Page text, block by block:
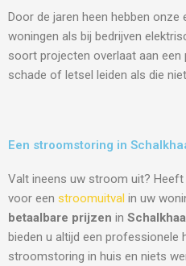
Door de jaren heen hebben onze
woningen als bij bedrijven
soort projecten overlaat aan
schade of letsel leiden als die
Een stroomstoring in
Valt ineens uw stroom uit? Heeft
voor een stroomuitval in uw
betaalbare prijzen in
bieden u altijd een professionele
stroomstoring in huis en niets